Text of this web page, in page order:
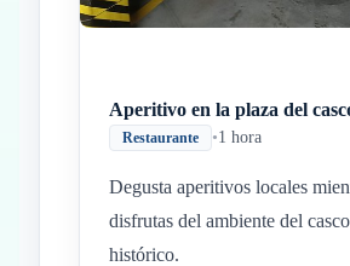
Aperitivo en la plaza del
Restaurante •1 hora
Degusta aperitivos locales
disfrutas del ambiente del casco
histórico.